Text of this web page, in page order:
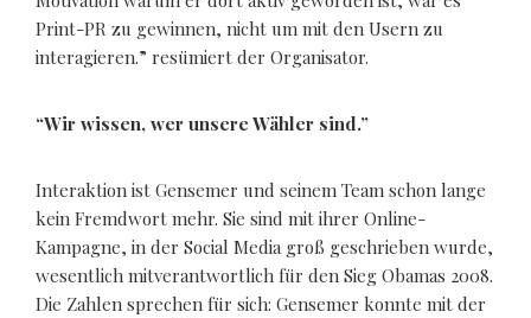
Print-PR zu gewinnen, nicht um mit den Usern zu
interagieren.” resümiert der Organisator.
“Wir wissen, wer unsere Wähler sind.”
Interaktion ist Gensemer und seinem Team schon lange
kein Fremdwort mehr. Sie sind mit ihrer Online-
Kampagne, in der Social Media groß geschrieben wurde,
wesentlich mitverantwortlich für den Sieg Obamas 2008.
Die Zahlen sprechen für sich: Gensemer konnte mit der